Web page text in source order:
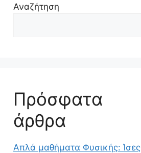
Αναζήτηση
Πρόσφατα
άρθρα
Απλά μαθήματα Φυσικής: Ίσες